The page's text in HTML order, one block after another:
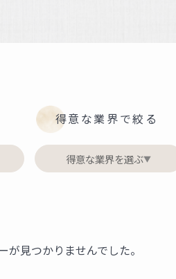
得意な業界で絞る
得意な業界を選ぶ▼
見つかりませんでした。